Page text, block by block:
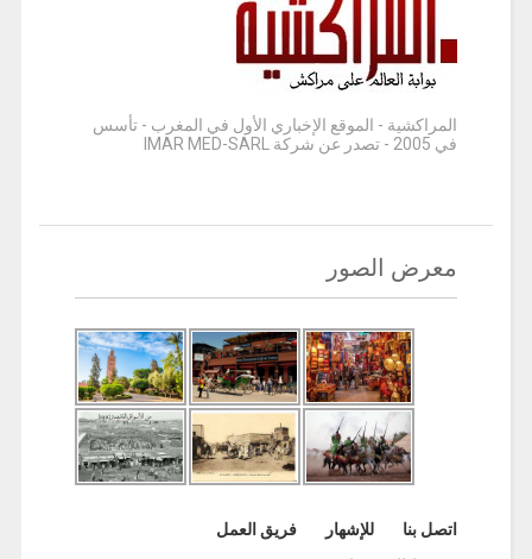
المراكشية - الموقع الإخباري الأول في المغرب - تأسس
في 2005 - تصدر عن شركة IMAR MED-SARL
معرض الصور
اتصل بنا للإشهار
فريق العمل